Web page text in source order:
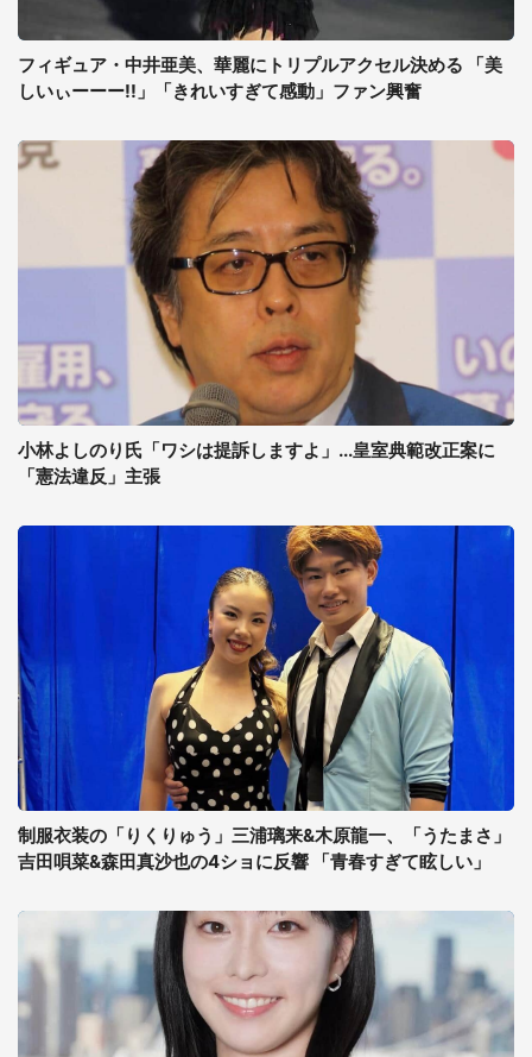
フィギュア・中井亜美、華麗にトリプルアクセル決める 「美
しいぃーーー!!」「きれいすぎて感動」ファン興奮
小林よしのり氏「ワシは提訴しますよ」...皇室典範改正案に
「憲法違反」主張
制服衣装の「りくりゅう」三浦璃来&木原龍一、「うたまさ」
吉田唄菜&森田真沙也の4ショに反響 「青春すぎて眩しい」